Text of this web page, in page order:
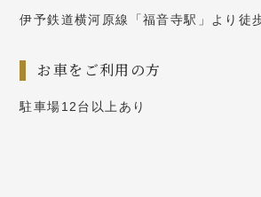
伊予鉄道横河原線「福音寺駅」より徒
お車をご利用の方
駐車場12台以上あり